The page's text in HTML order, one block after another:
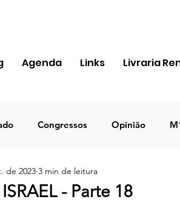
Agenda Links Livraria
Congressos Opinião
Igreja
- Parte 18
de 2023 3 min de leitura